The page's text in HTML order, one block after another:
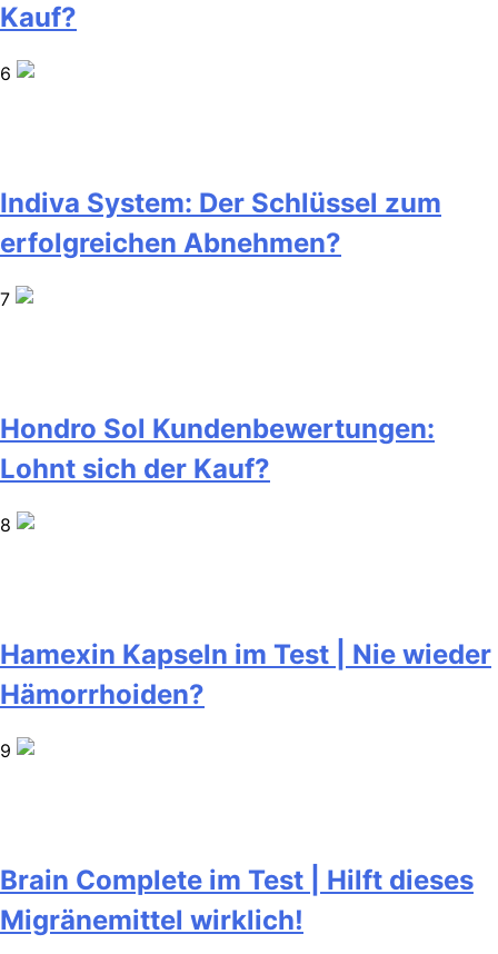
Kauf?
6
Indiva System: Der Schlüssel zum
erfolgreichen Abnehmen?
7
Hondro Sol Kundenbewertungen:
Lohnt sich der Kauf?
8
Hamexin Kapseln im Test | Nie wieder
Hämorrhoiden?
9
Brain Complete im Test | Hilft dieses
Migränemittel wirklich!